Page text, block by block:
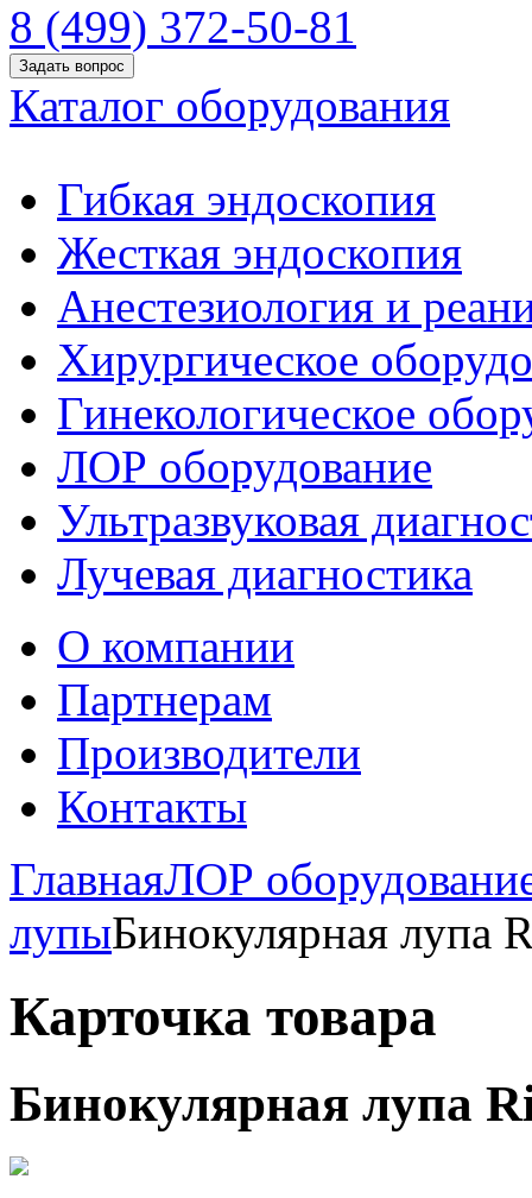
8 (499) 372-50-81
Задать вопрос
Каталог оборудования
Гибкая эндоскопия
Жесткая эндоскопия
Анестезиология и
Хирургическое
Гинекологическое
ЛОР оборудование
Ультразвуковая
Лучевая диагностика
О компании
Партнерам
Производители
Контакты
ГлавнаяЛОР
лупыБинокулярная лупа
Карточка товара
Бинокулярная лупа